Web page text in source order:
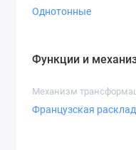
Однотонные
Функции и
Механизм
Французская